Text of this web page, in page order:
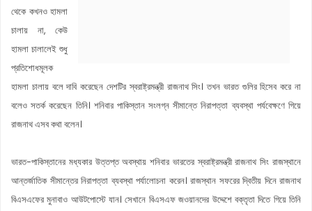
থেকে কখনও হামলা
চালায় না, কেউ
হামলা চালালেই শুধু
প্রতিশোধমূলক
হামলা চালায় বলে দাবি করেছেন দেশটির স্বরাষ্ট্রমন্ত্রী রাজনাথ সিং। তখন ভারত গুলির হিসেব করে না
বলেও সতর্ক করেছেন তিনি। শনিবার পাকিস্তান সংলগ্ন সীমান্তে নিরাপত্তা ব্যবস্থা পর্যবেক্ষণে গিয়ে
রাজনাথ এসব কথা বলেন।
ভারত-পাকিস্তানের মধ্যকার উত্তপ্ত অবস্থায় শনিবার ভারতের স্বরাষ্ট্রমন্ত্রী রাজনাথ সিং রাজস্থানে
আন্তর্জাতিক সীমান্তের নিরাপত্তা ব্যবস্থা পর্যালোচনা করেন। রাজস্থান সফরের দ্বিতীয় দিনে রাজনাথ
বিএসএফের মুনাবাও আউটপোস্টে যান। সেখানে বিএসএফ জওয়ানদের উদ্দেশে বক্তৃতা দিতে গিয়ে তিনি